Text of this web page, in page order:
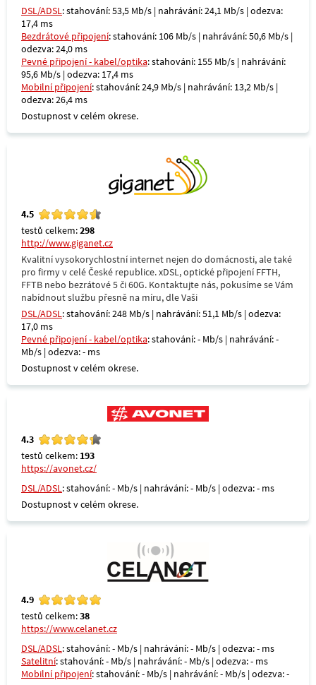
DSL/ADSL: stahování: 53,5 Mb/s | nahrávání: 24,1 Mb/s | odezva:
17,4 ms
Bezdrátové připojení: stahování: 106 Mb/s | nahrávání: 50,6 Mb/s |
odezva: 24,0 ms
Pevné připojení - kabel/optika: stahování: 155 Mb/s | nahrávání:
95,6 Mb/s | odezva: 17,4 ms
Mobilní připojení: stahování: 24,9 Mb/s | nahrávání: 13,2 Mb/s |
odezva: 26,4 ms
Dostupnost v celém okrese.
4.5
testů celkem:298
http://www.giganet.cz
Kvalitní vysokorychlostní internet nejen do domácnosti, ale také
pro firmy v celé České republice. xDSL, optické připojení FFTH,
FFTB nebo bezrátové 5 či 60G. Kontaktujte nás, pokusíme se Vám
nabídnout službu přesně na míru, dle Vaši
DSL/ADSL: stahování: 248 Mb/s | nahrávání: 51,1 Mb/s | odezva:
17,0 ms
Pevné připojení - kabel/optika: stahování: - Mb/s | nahrávání: -
Mb/s | odezva: - ms
Dostupnost v celém okrese.
4.3
testů celkem: 193
https://avonet.cz/
DSL/ADSL: stahování: - Mb/s | nahrávání: - Mb/s | odezva: - ms
Dostupnost v celém okrese.
4.9
testů celkem:38
https://www.celanet.cz
DSL/ADSL: stahování: - Mb/s | nahrávání: - Mb/s | odezva: - ms
Satelitní: stahování: - Mb/s | nahrávání: - Mb/s | odezva: - ms
Mobilní připojení: stahování: - Mb/s | nahrávání: - Mb/s | odezva: -